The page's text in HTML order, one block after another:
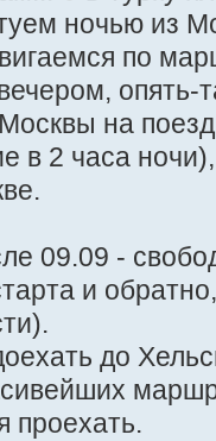
ночью из
по
опять-
на
в 2 часа
09.09 -
и
до
проехать.